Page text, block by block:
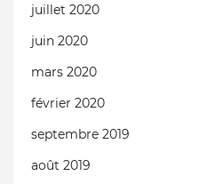
juillet 2020
juin 2020
mars 2020
février 2020
septembre 2019
août 2019